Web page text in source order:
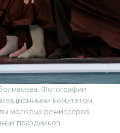
Фотографии
комитетом
молодых режиссёров
праздников.